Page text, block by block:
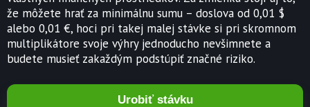
že môžete hrať za minimálnu sumu – doslova od 0,01 $
alebo 0,01 €, hoci pri takej malej stávke si pri skromnom
multiplikátore svoje výhry jednoducho nevšimnete a
budete musieť zakaždým podstúpiť značné riziko.
Urobiť stávku